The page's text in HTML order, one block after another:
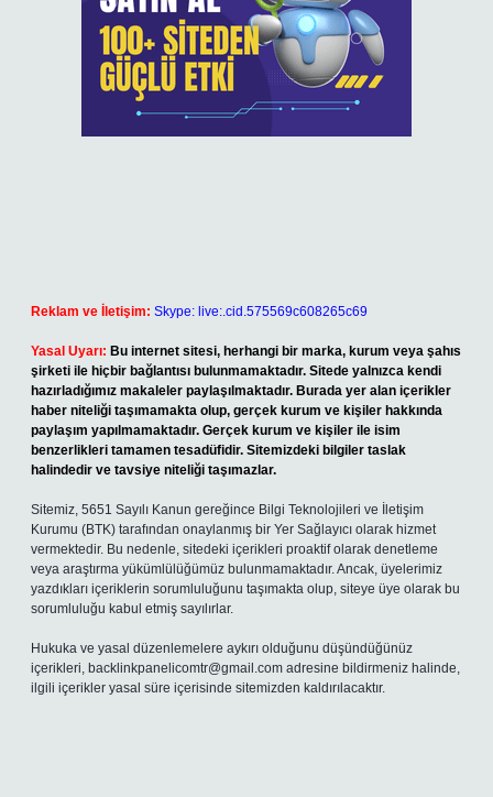
Reklam ve İletişim: Skype: live:.cid.575569c608265c69
Yasal Uyarı: Bu internet sitesi, herhangi bir marka, kurum veya şahıs
şirketi ile hiçbir bağlantısı bulunmamaktadır. Sitede yalnızca kendi
hazırladığımız makaleler paylaşılmaktadır. Burada yer alan içerikler
haber niteliği taşımamakta olup, gerçek kurum ve kişiler hakkında
paylaşım yapılmamaktadır. Gerçek kurum ve kişiler ile isim
benzerlikleri tamamen tesadüfidir. Sitemizdeki bilgiler taslak
halindedir ve tavsiye niteliği taşımazlar.
Sitemiz, 5651 Sayılı Kanun gereğince Bilgi Teknolojileri ve İletişim
Kurumu (BTK) tarafından onaylanmış bir Yer Sağlayıcı olarak hizmet
vermektedir. Bu nedenle, sitedeki içerikleri proaktif olarak denetleme
veya araştırma yükümlülüğümüz bulunmamaktadır. Ancak, üyelerimiz
yazdıkları içeriklerin sorumluluğunu taşımakta olup, siteye üye olarak bu
sorumluluğu kabul etmiş sayılırlar.
Hukuka ve yasal düzenlemelere aykırı olduğunu düşündüğünüz
içerikleri, backlinkpanelicomtr@gmail.com adresine bildirmeniz halinde,
ilgili içerikler yasal süre içerisinde sitemizden kaldırılacaktır.